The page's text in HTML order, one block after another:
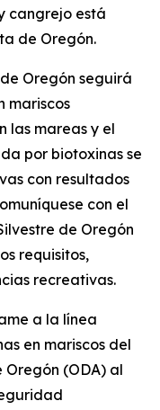
cangrejo está
de Oregón.
Oregón seguirá
mariscos
las mareas y el
por biotoxinas se
con resultados
con el
de Oregón
requisitos,
recreativas.
a la línea
en mariscos del
(ODA) al